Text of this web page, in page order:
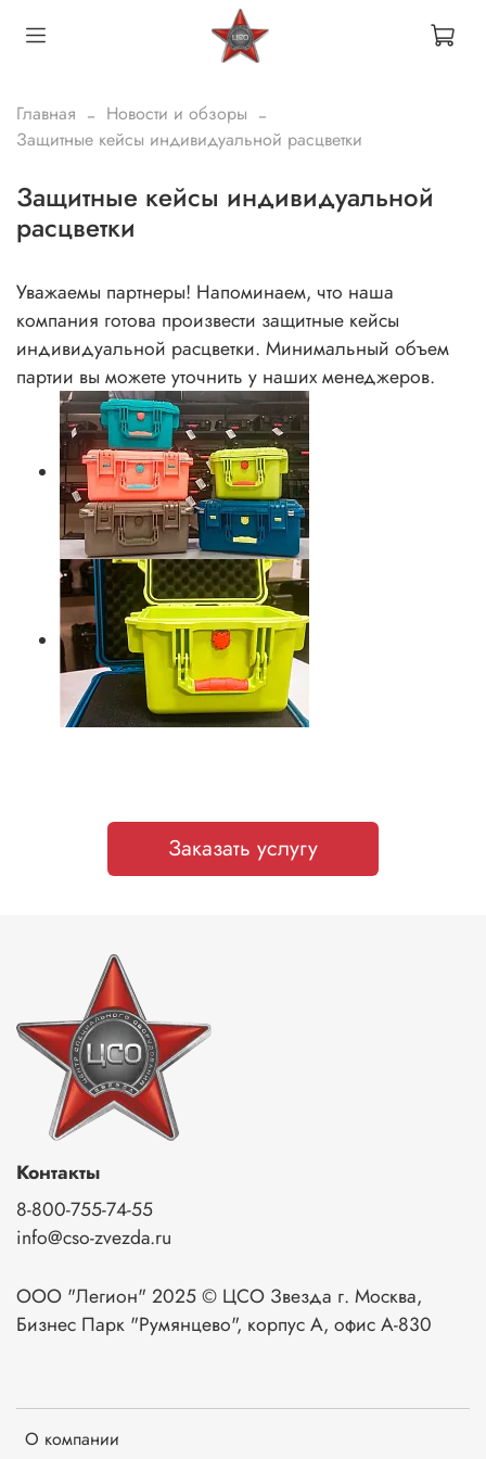
Главная
Новости и обзоры
Защитные кейсы индивидуальной расцветки
Защитные кейсы индивидуальной
расцветки
Уважаемы партнеры! Напоминаем, что наша
компания готова произвести защитные кейсы
индивидуальной расцветки. Минимальный объем
партии вы можете уточнить у наших менеджеров.
Заказать услугу
О компании
Контакты
8-800-755-74-55
info@cso-zvezda.ru
ООО "Легион" 2025 © ЦСО Звезда г. Москва,
Бизнес Парк "Румянцево", корпус А, офис А-830